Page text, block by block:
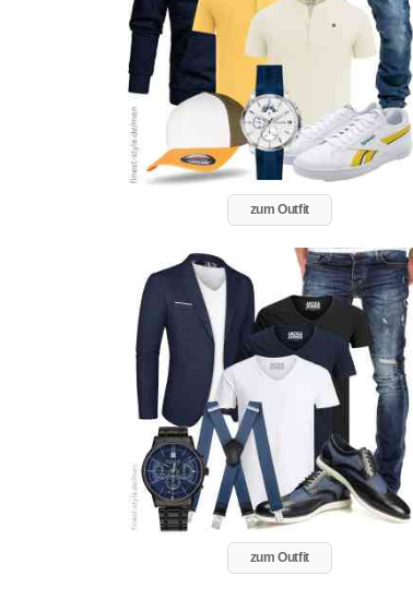
zum Outfit
zum Outfit